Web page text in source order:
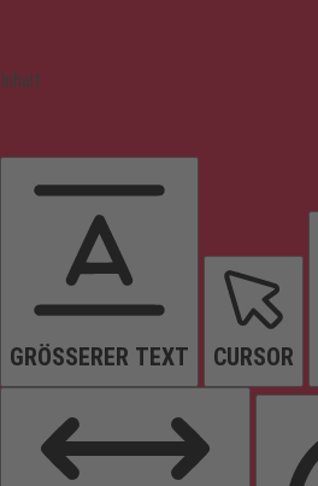
Inhalt
GRÖSSERER TEXT CURSOR